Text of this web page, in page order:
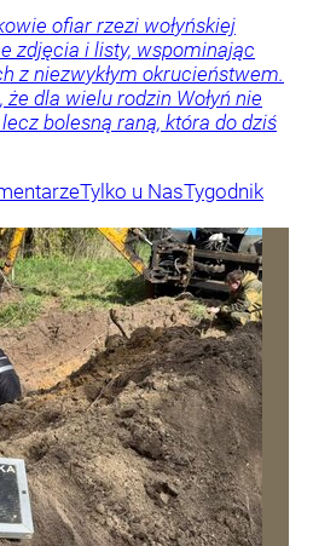
ofiar rzezi wołyńskiej
zdjęcia i listy, wspominając
z niezwykłym okrucieństwem.
dla wielu rodzin Wołyń nie
bolesną raną, która do dziś
Tylko u NasTygodnik